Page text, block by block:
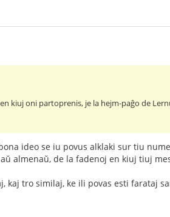
kiuj oni partoprenis, je la hejm-paĝo de
ideo se iu povus alklaki sur tiu
almenaŭ, de la fadenoj en kiuj tiuj
kaj tro similaj, ke ili povas esti farataj